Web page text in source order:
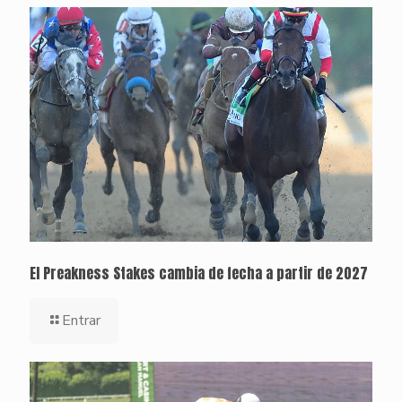
El Preakness Stakes cambia de fecha a partir de 2027
Entrar